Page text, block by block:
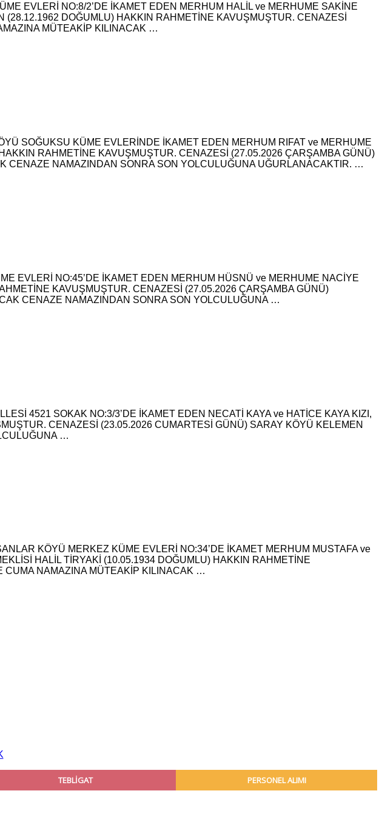
EVLERİ NO:8/2’DE İKAMET EDEN MERHUM HALİL ve MERHUME SAKİNE
DOĞUMLU) HAKKIN RAHMETİNE KAVUŞMUŞTUR. CENAZESİ
MÜTEAKİP KILINACAK …
SOĞUKSU KÜME EVLERİNDE İKAMET EDEN MERHUM RIFAT ve MERHUME
RAHMETİNE KAVUŞMUŞTUR. CENAZESİ (27.05.2026 ÇARŞAMBA GÜNÜ)
CENAZE NAMAZINDAN SONRA SON YOLCULUĞUNA UĞURLANACAKTIR. …
EVLERİ NO:45’DE İKAMET EDEN MERHUM HÜSNÜ ve MERHUME NACİYE
KAVUŞMUŞTUR. CENAZESİ (27.05.2026 ÇARŞAMBA GÜNÜ)
CENAZE NAMAZINDAN SONRA SON YOLCULUĞUNA …
4521 SOKAK NO:3/3’DE İKAMET EDEN NECATİ KAYA ve HATİCE KAYA KIZI,
CENAZESİ (23.05.2026 CUMARTESİ GÜNÜ) SARAY KÖYÜ KELEMEN
…
KÖYÜ MERKEZ KÜME EVLERİ NO:34’DE İKAMET MERHUM MUSTAFA ve
HALİL TİRYAKİ (10.05.1934 DOĞUMLU) HAKKIN RAHMETİNE
CUMA NAMAZINA MÜTEAKİP KILINACAK …